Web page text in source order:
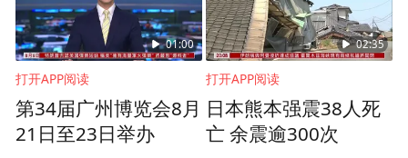
01:00
打开APP阅读
第34届广州博览会8月
21日至23日举办
02:35
打开APP阅读
日本熊本强震38人死
亡 余震逾300次